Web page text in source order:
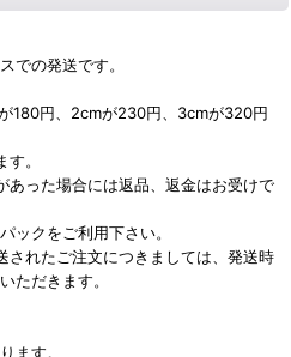
での発送です。
180円、2cmが230円、3cmが320円
。
った場合には返品、返金はお受けで
クをご利用下さい。
れたご注文につきましては、発送時
ただきます。
ます。